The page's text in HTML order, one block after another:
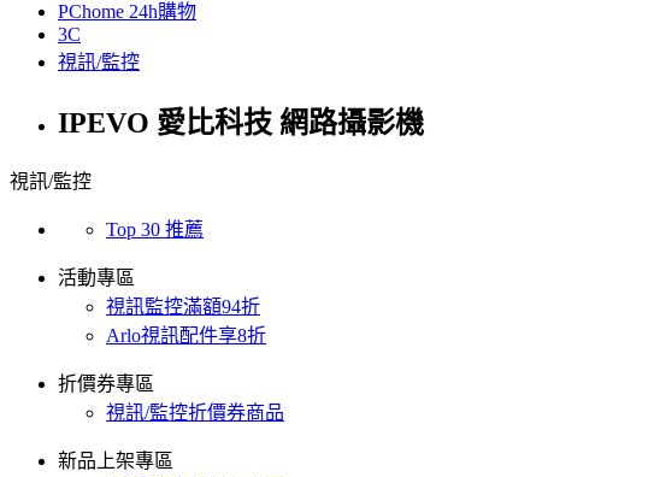
PChome 24h購物
3C
視訊/監控
IPEVO 愛比科技 網路攝影機
視訊/監控
Top 30 推薦
活動專區
視訊監控滿額94折
Arlo視訊配件享8折
折價券專區
視訊/監控折價券商品
新品上架專區